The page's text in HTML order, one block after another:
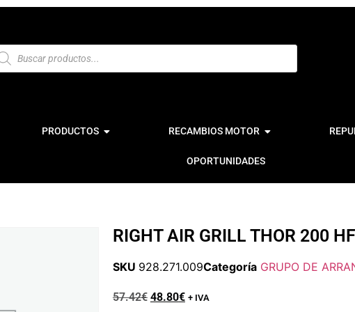
PRODUCTOS RECAMBIOS MOTOR
OPORTUNIDADES
RIGHT AIR GRILL THOR 200 HF
SKU 928.271.009Categoría GRUPO DE
57.42€ 48.80€ + IVA